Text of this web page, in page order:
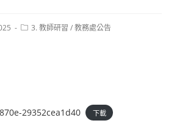
Post3. 教師研習 /教務處公告
29352cea1d40 下載